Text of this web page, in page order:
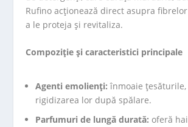
Rufino acționează direct asupra
a le proteja și revitaliza.
Compoziție și caracteristici principale
Agenti emolienți: înmoaie
rigidizarea lor după spălare.
Parfumuri de lungă durată: oferă